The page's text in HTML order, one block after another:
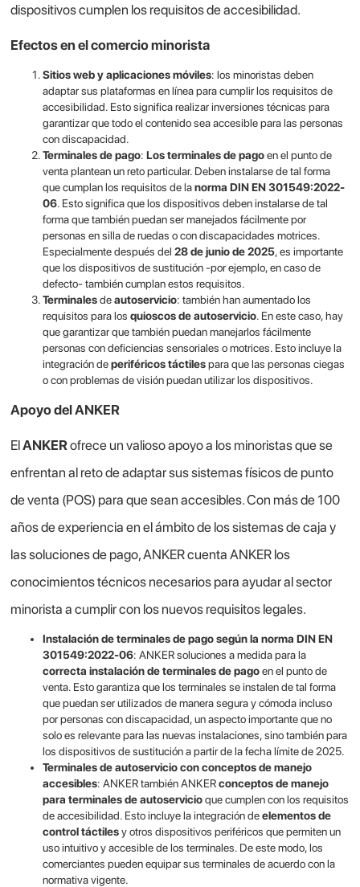
dispositivos cumplen los requisitos de accesibilidad.
Efectos en el comercio minorista
Sitios web y aplicaciones móviles: los minoristas deben
adaptar sus plataformas en línea para cumplir los requisitos de
accesibilidad. Esto significa realizar inversiones técnicas para
garantizar que todo el contenido sea accesible para las personas
con discapacidad.
Terminales de pago:Los terminales de pagoen el punto de
venta plantean un reto particular. Deben instalarse de tal forma
que cumplan los requisitos de lanorma DIN EN 301549:2022-
06. Esto significa que los dispositivos deben instalarse de tal
forma que también puedan ser manejados fácilmente por
personas en silla de ruedas o con discapacidades motrices.
Especialmente después del28 de junio de 2025, es importante
que los dispositivos de sustitución -por ejemplo, en caso de
defecto- también cumplan estos requisitos.
Terminalesdeautoservicio: también han aumentado los
requisitos para losquioscos de autoservicio. En este caso, hay
que garantizar que también puedan manejarlos fácilmente
personas con deficiencias sensoriales o motrices. Esto incluye la
integración deperiféricos táctilespara que las personas ciegas
o con problemas de visión puedan utilizar los dispositivos.
Apoyo del ANKER
ElANKERofrece un valioso apoyo a los minoristas que se
enfrentan al reto de adaptar sus sistemas físicos de punto
de venta (POS) para que sean accesibles. Con más de 100
años de experiencia en el ámbito de los sistemas de caja y
las soluciones de pago, ANKER cuenta ANKER los
conocimientos técnicos necesarios para ayudar al sector
minorista a cumplir con los nuevos requisitos legales.
Instalación de terminales de pago según la norma DIN EN
301549:2022-06: ANKER soluciones a medida para la
correcta instalación de terminales de pagoen el punto de
venta. Esto garantiza que los terminales se instalen de tal forma
que puedan ser utilizados de manera segura y cómoda incluso
por personas con discapacidad, un aspecto importante que no
solo es relevante para las nuevas instalaciones, sino también para
los dispositivos de sustitución a partir de la fecha límite de 2025.
Terminales de autoservicio con conceptos de manejo
accesibles: ANKER también ANKERconceptos de manejo
para terminales de autoservicioque cumplen con los requisitos
de accesibilidad. Esto incluye la integración deelementos de
control táctilesy otros dispositivos periféricos que permiten un
uso intuitivo y accesible de los terminales. De este modo, los
comerciantes pueden equipar sus terminales de acuerdo con la
normativa vigente.